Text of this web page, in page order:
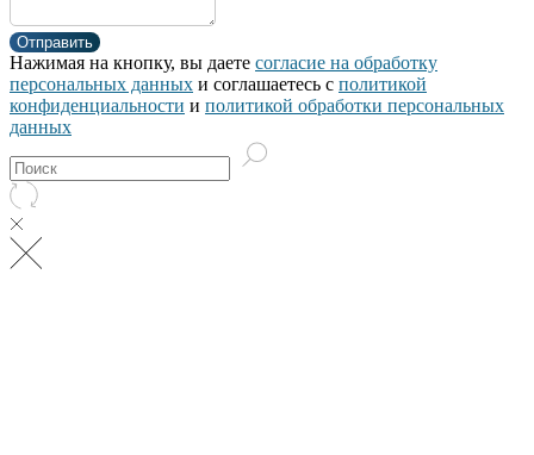
Отправить
Нажимая на кнопку, вы даете согласие на обработку
персональных данных и соглашаетесь c политикой
конфиденциальности и политикой обработки персональных
данных